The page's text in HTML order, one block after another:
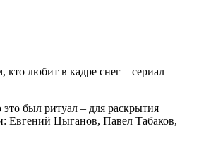
кто любит в кадре снег – сериал
был ритуал – для раскрытия
Евгений Цыганов, Павел Табаков,